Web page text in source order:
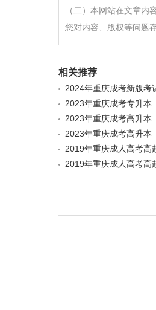
（二）本网站在文章
您对内容、版权等问题
相关推荐
2024年重庆成考新版考
2023年重庆成考专升本
2023年重庆成考高升本
2023年重庆成考高升本
2019年重庆成人高考高
2019年重庆成人高考高